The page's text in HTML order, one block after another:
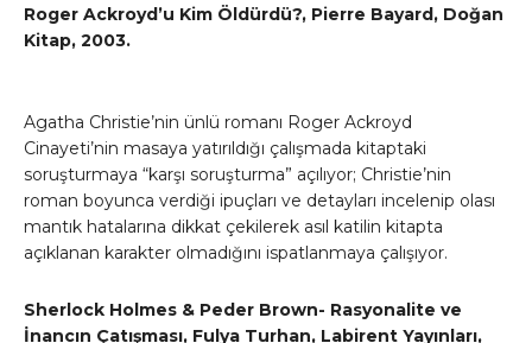
Roger Ackroyd’u Kim Öldürdü?, Pierre Bayard, Doğan
Kitap, 2003.
Agatha Christie’nin ünlü romanı Roger Ackroyd
Cinayeti’nin masaya yatırıldığı çalışmada kitaptaki
soruşturmaya “karşı soruşturma” açılıyor; Christie’nin
roman boyunca verdiği ipuçları ve detayları incelenip olası
mantık hatalarına dikkat çekilerek asıl katilin kitapta
açıklanan karakter olmadığını ispatlanmaya çalışıyor.
Sherlock Holmes & Peder Brown- Rasyonalite ve
İnancın Çatışması, Fulya Turhan, Labirent Yayınları,